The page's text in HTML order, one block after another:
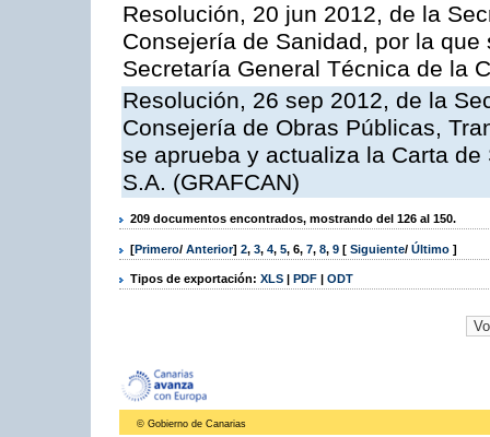
Resolución, 20 jun 2012, de la
Consejería de Sanidad, por la
Secretaría General Técnica de la
Resolución, 26 sep 2012, de la
Consejería de Obras Públicas,
se aprueba y actualiza la Carta
S.A. (GRAFCAN)
209 documentos encontrados, mostrando del 126 al 150.
[Primero/ Anterior] 2, 3, 4, 5, 6, 7, 8, 9 [ Siguiente/ Último ]
Tipos de exportación: XLS | PDF | ODT
© Gobierno de Canarias